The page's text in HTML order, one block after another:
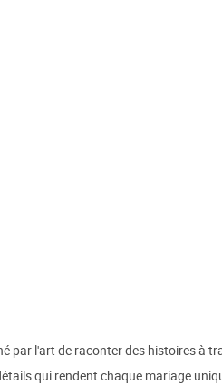
par l'art de raconter des histoires à
qui rendent chaque mariage